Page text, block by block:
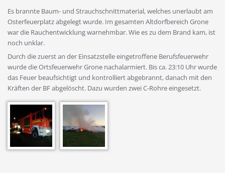
Es brannte Baum- und Strauchschnittmaterial, welches unerlaubt am
Osterfeuerplatz abgelegt wurde. Im gesamten Altdorfbereich Grone
war die Rauchentwicklung warnehmbar. Wie es zu dem Brand kam, ist
noch unklar.
Durch die zuerst an der Einsatzstelle eingetroffene Berufsfeuerwehr
wurde die Ortsfeuerwehr Grone nachalarmiert. Bis ca. 23:10 Uhr wurde
das Feuer beaufsichtigt und kontrolliert abgebrannt, danach mit den
Kräften der BF abgelöscht. Dazu wurden zwei C-Rohre eingesetzt.